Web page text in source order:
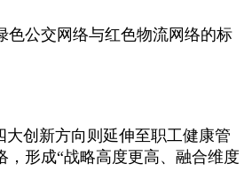
色公交网络与红色物流网络的标
创新方向则延伸至职工健康管
形成“战略高度更高、融合维度